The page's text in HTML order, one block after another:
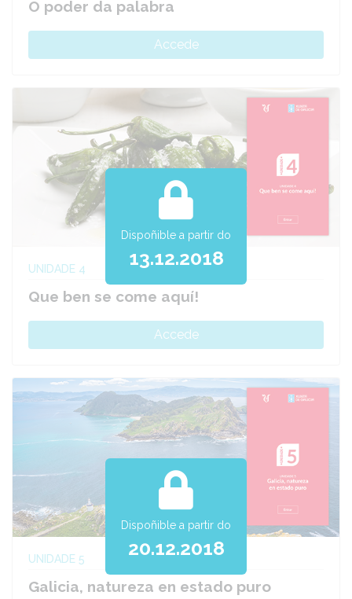
O poder da palabra
Accede
UNIDADE 4
Que ben se come aquí!
Accede
Dispoñible a partir do
13.12.2018
UNIDADE 5
Galicia, natureza en estado puro
Dispoñible a partir do
20.12.2018